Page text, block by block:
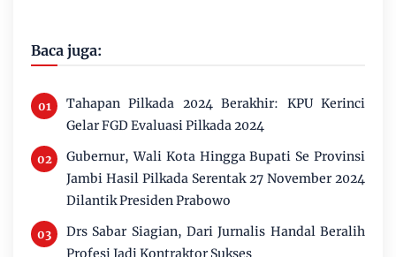
Baca juga:
Tahapan Pilkada 2024 Berakhir: KPU Kerinci
Gelar FGD Evaluasi Pilkada 2024
Gubernur, Wali Kota Hingga Bupati Se Provinsi
Jambi Hasil Pilkada Serentak 27 November 2024
Dilantik Presiden Prabowo
Drs Sabar Siagian, Dari Jurnalis Handal Beralih
Profesi Jadi Kontraktor Sukses